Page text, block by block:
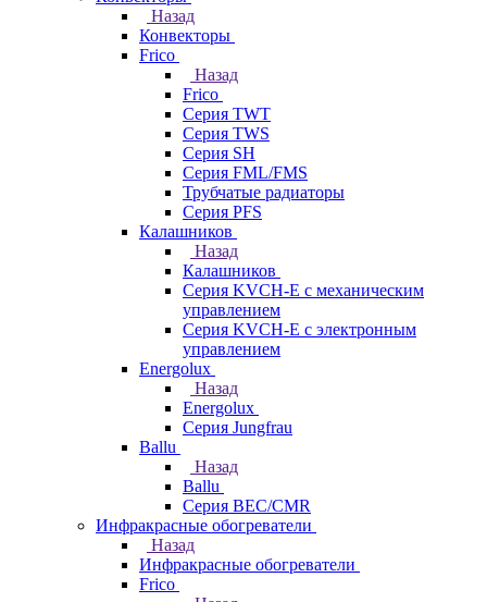
Назад
Конвекторы
Frico
Назад
Frico
Серия TWT
Серия TWS
Серия SH
Серия FML/FMS
Трубчатые радиаторы
Серия PFS
Калашников
Назад
Калашников
Серия KVCH-E с механическим
управлением
Серия KVCH-E с электронным
управлением
Energolux
Назад
Energolux
Серия Jungfrau
Ballu
Назад
Ballu
Серия BEC/CMR
Инфракрасные обогреватели
Назад
Инфракрасные обогреватели
Frico